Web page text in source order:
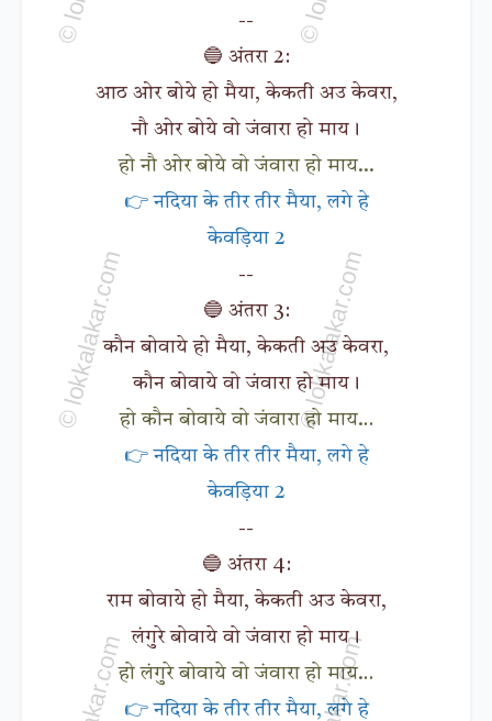
--
🔵 अंतरा 2:
आठ ओर बोये हो मैया, केकती अउ केवरा,
नौ ओर बोये वो जंवारा हो माय।
हो नौ ओर बोये वो जंवारा हो माय...
👉 नदिया के तीर तीर मैया, लगे हे
केवड़िया 2
--
🔵 अंतरा 3:
कौन बोवाये हो मैया, केकती अउ केवरा,
कौन बोवाये वो जंवारा हो माय।
हो कौन बोवाये वो जंवारा हो माय…
👉 नदिया के तीर तीर मैया, लगे हे
केवड़िया 2
--
🔵 अंतरा 4:
राम बोवाये हो मैया, केकती अउ केवरा,
लंगुरे बोवाये वो जंवारा हो माय।
हो लंगुरे बोवाये वो जंवारा हो माय…
👉 नदिया के तीर तीर मैया, लगे हे